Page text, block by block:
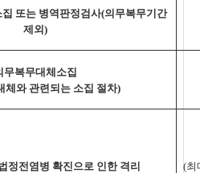
또는 병역판정검사(의무복무기간
제외)
무복무대체소집
체와 관련되는 소집 절차)
정전염병 확진으로 인한 격리 (최